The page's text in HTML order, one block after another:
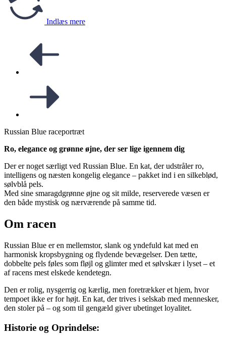
Indlæs mere
Russian Blue raceportræt
Ro, elegance og grønne øjne, der ser lige igennem dig
Der er noget særligt ved Russian Blue. En kat, der udstråler ro,
intelligens og næsten kongelig elegance – pakket ind i en silkeblød,
sølvblå pels.
Med sine smaragdgrønne øjne og sit milde, reserverede væsen er
den både mystisk og nærværende på samme tid.
Om racen
Russian Blue er en mellemstor, slank og yndefuld kat med en
harmonisk kropsbygning og flydende bevægelser. Den tætte,
dobbelte pels føles som fløjl og glimter med et sølvskær i lyset – et
af racens mest elskede kendetegn.
Den er rolig, nysgerrig og kærlig, men foretrækker et hjem, hvor
tempoet ikke er for højt. En kat, der trives i selskab med mennesker,
den stoler på – og som til gengæld giver ubetinget loyalitet.
Historie og Oprindelse: